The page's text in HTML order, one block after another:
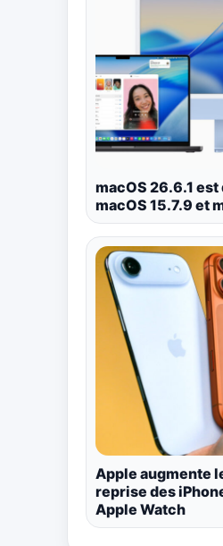
macOS 26.6.1
macOS 15.7.9 et
Apple augmente
reprise des
Apple Watch